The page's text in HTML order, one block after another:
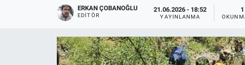
ERKAN ÇOBANOĞLU
EDITÖR
21.06.2026 - 18:52
YAYINLANMA
Son Dakika Haberleri
Haber Arşivi